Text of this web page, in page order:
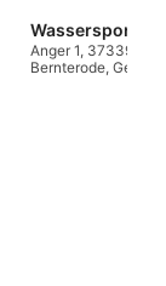
Wassersport
Anger 1, 37339 OT
Bernterode,